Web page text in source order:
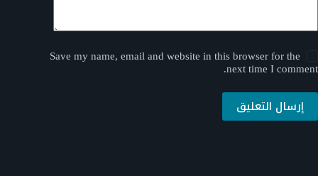
Save my name, email and website in this browser for the
next time I comment.
إرسال التعليق